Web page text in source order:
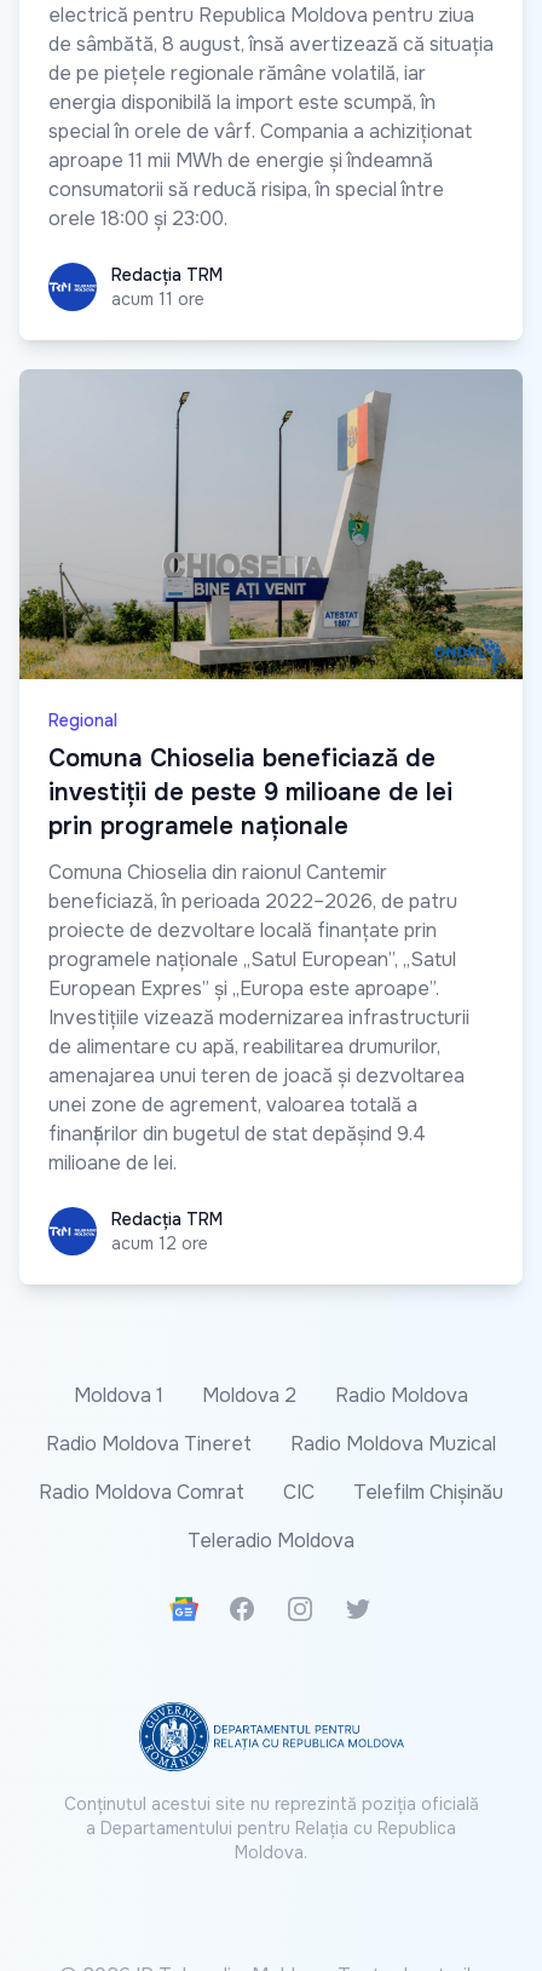
electrică pentru Republica Moldova pentru ziua
de sâmbătă, 8 august, însă avertizează că situația
de pe piețele regionale rămâne volatilă, iar
energia disponibilă la import este scumpă, în
special în orele de vârf. Compania a achiziționat
aproape 11 mii MWh de energie și îndeamnă
consumatorii să reducă risipa, în special între
orele 18:00 și 23:00.
Redacția TRM
Redacția TRM
acum 11 ore
Regional
Comuna Chioselia beneficiază de
investiții de peste 9 milioane de lei
prin programele naționale
Comuna Chioselia din raionul Cantemir
beneficiază, în perioada 2022–2026, de patru
proiecte de dezvoltare locală finanțate prin
programele naționale „Satul European”, „Satul
European Expres” și „Europa este aproape”.
Investițiile vizează modernizarea infrastructurii
de alimentare cu apă, reabilitarea drumurilor,
amenajarea unui teren de joacă și dezvoltarea
unei zone de agrement, valoarea totală a
finanțărilor din bugetul de stat depășind 9.4
milioane de lei.
Redacția TRM
Redacția TRM
acum 12 ore
Moldova 1 Moldova 2
Radio Moldova
Radio Moldova Tineret
Radio Moldova Muzical
Radio Moldova Comrat
CIC
Telefilm Chișinău
Teleradio Moldova
Google News
FacebookInstagramTwitter
Conținutul acestui site nu reprezintă poziția oficială
a Departamentului pentru Relația cu Republica
Moldova.